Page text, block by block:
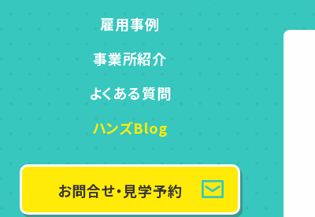
雇用事例
事業所紹介
よくある質問
ハンズBlog
お問合せ・見学予約